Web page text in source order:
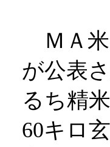
ＭＡ米
が公表
るち精
60キロ